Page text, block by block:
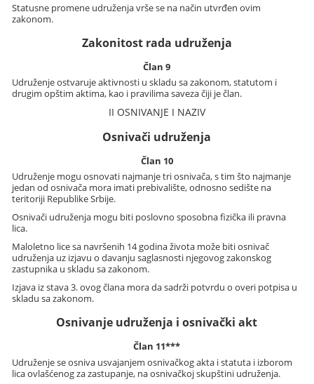
Statusne promene udruženja vrše se na način utvrđen ovim
zakonom.
Zakonitost rada udruženja
Član 9
Udruženje ostvaruje aktivnosti u skladu sa zakonom, statutom i
drugim opštim aktima, kao i pravilima saveza čiji je član.
II OSNIVANJE I NAZIV
Osnivači udruženja
Član 10
Udruženje mogu osnovati najmanje tri osnivača, s tim što najmanje
jedan od osnivača mora imati prebivalište, odnosno sedište na
teritoriji Republike Srbije.
Osnivači udruženja mogu biti poslovno sposobna fizička ili pravna
lica.
Maloletno lice sa navršenih 14 godina života može biti osnivač
udruženja uz izjavu o davanju saglasnosti njegovog zakonskog
zastupnika u skladu sa zakonom.
Izjava iz stava 3. ovog člana mora da sadrži potvrdu o overi potpisa u
skladu sa zakonom.
Osnivanje udruženja i osnivački akt
Član 11***
Udruženje se osniva usvajanjem osnivačkog akta i statuta i izborom
lica ovlašćenog za zastupanje, na osnivačkoj skupštini udruženja.